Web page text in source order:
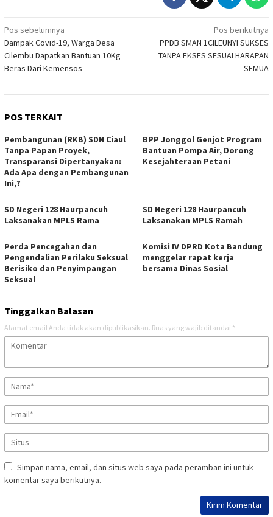
Navigasi
pos
Pos sebelumnya
Dampak Covid-19, Warga Desa
Cilembu Dapatkan Bantuan 10Kg
Beras Dari Kemensos
Pos berikutnya
PPDB SMAN 1CILEUNYI SUKSES
TANPA EKSES SESUAI HARAPAN
SEMUA
POS TERKAIT
Pembangunan (RKB) SDN Ciaul
Tanpa Papan Proyek,
Transparansi Dipertanyakan:
Ada Apa dengan Pembangunan
Ini,?
BPP Jonggol Genjot Program
Bantuan Pompa Air, Dorong
Kesejahteraan Petani
SD Negeri 128 Haurpancuh
Laksanakan MPLS Rama
SD Negeri 128 Haurpancuh
Laksanakan MPLS Ramah
Perda Pencegahan dan
Pengendalian Perilaku Seksual
Berisiko dan Penyimpangan
Seksual
Komisi IV DPRD Kota Bandung
menggelar rapat kerja
bersama Dinas Sosial
Tinggalkan Balasan
Alamat email Anda tidak akan dipublikasikan. Ruas yang wajib ditandai *
Simpan nama, email, dan situs web saya pada peramban ini untuk
komentar saya berikutnya.